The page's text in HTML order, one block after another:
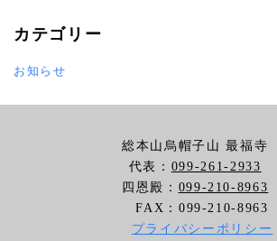
カテゴリー
お知らせ
総本山烏帽子山 最福寺
代表： 099-261-2933
四恩殿： 099-210-8963
FAX：099-210-8963
プライバシーポリシー